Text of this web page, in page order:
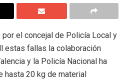
el concejal de Policía Local y
estas fallas la colaboración
y la Policía Nacional ha
hasta 20 kg de material